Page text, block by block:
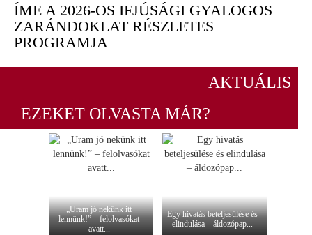
ÍME A 2026-OS IFJÚSÁGI GYALOGOS
ZARÁNDOKLAT RÉSZLETES
PROGRAMJA
AKTUÁLIS
EZEKET OLVASTA MÁR?
„Uram jó nekünk itt
lennünk!” – felolvasókat
avatt...
Egy hivatás beteljesülése és
elindulása – áldozópap...